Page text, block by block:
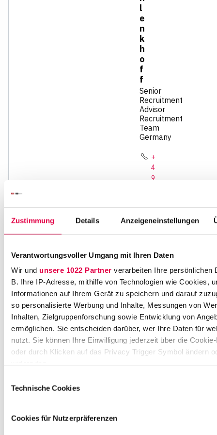
Zustimmung Details Anzeigeneinstellungen
Verantwortungsvoller Umgang mit Ihren Daten
Wir und unsere 1022 Partner verarbeiten Ihre persönlichen
B. Ihre IP-Adresse, mithilfe von Technologien wie Cookies,
Informationen auf Ihrem Gerät zu speichern und darauf
so personalisierte Werbung und Inhalte, Messungen von
Inhalten, Zielgruppenforschung sowie Entwicklung von
ermöglichen. Sie entscheiden darüber, wer Ihre Daten für
nutzt. Sie können Ihre Einwilligung jederzeit über die
oder durch Klicken auf das Privacy Trigger Symbol ändern
Wenn Sie es erlauben, würden wir auch gerne:
Ihr Gerät durch aktives Scannen nach bestimmten
Technische Cookies
Cookies für Nutzerpräferenzen
l
e
n
k
h
o
f
f
Senior
Recruitment
Advisor
Recruitment
Team
Germany
+
4
9
1
1
8
1
2
0
k
ar
ri
er
e